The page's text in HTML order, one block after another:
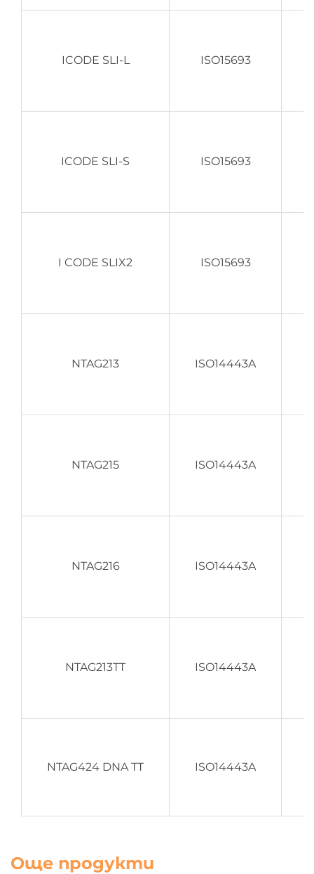
ICODE SLI-L ISO15693
ICODE SLI-S ISO15693
I CODE SLIX2 ISO15693
NTAG213 ISO14443A
NTAG215 ISO14443A
NTAG216 ISO14443A
NTAG213TT ISO14443A
NTAG424 DNA TT ISO14443A
Още продукти